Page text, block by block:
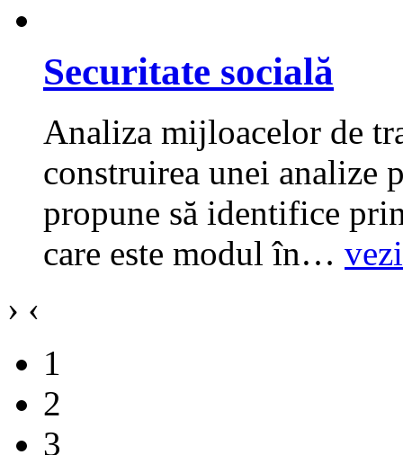
Securitate socială
Analiza mijloacelor de
construirea unei analize
propune să identifice
care este modul în…
› ‹
1
2
3